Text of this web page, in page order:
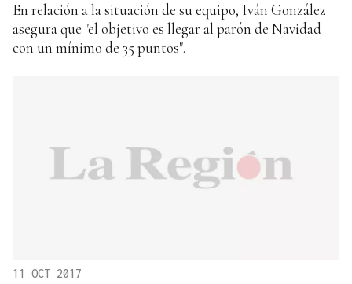
En relación a la situación de su equipo, Iván González
asegura que "el objetivo es llegar al parón de Navidad
con un mínimo de 35 puntos".
11 OCT 2017